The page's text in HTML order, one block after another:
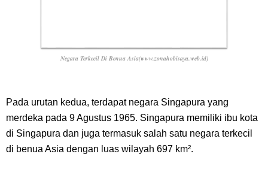
Negara Terkecil Di Benua Asia(www.zonahobisaya.web.id)
Pada urutan kedua, terdapat negara Singapura yang
merdeka pada 9 Agustus 1965. Singapura memiliki ibu kota
di Singapura dan juga termasuk salah satu negara terkecil
di benua Asia dengan luas wilayah 697 km².